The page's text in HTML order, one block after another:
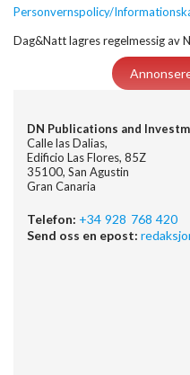
Personvernspolicy/
Dag&Natt lagres regelmessig av
DN Publications and
Calle las Dalias,
Edificio Las Flores, 85Z
35100, San Agustin
Gran Canaria
Telefon: +34 928 768 420
Send oss en epost: